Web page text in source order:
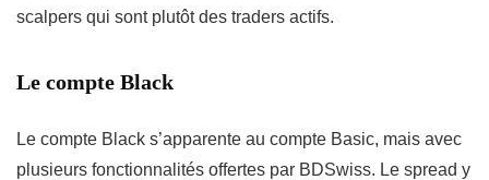
scalpers qui sont plutôt des traders actifs.
Le compte Black
Le compte Black s’apparente au compte Basic, mais avec
plusieurs fonctionnalités offertes par BDSwiss. Le spread y